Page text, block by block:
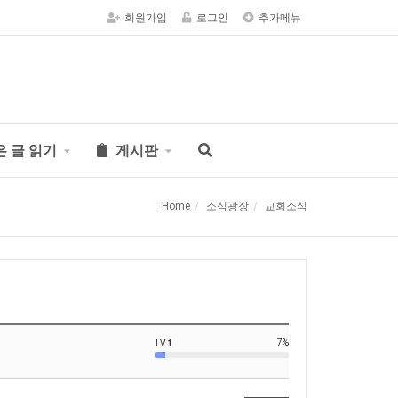
회원가입 로그인 추가메뉴
글 읽기 게시판
Home 소식광장 교회소식
LV.1 7%